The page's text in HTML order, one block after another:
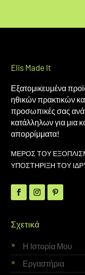
Elis Made It
Εξατομικευμένα
ηθικών πρακτικών
προσωπικές σας
κατάλληλων για μια
απορρίμματα!
ΜΕΡΟΣ ΤΟΥ
ΥΠΟΣΤΗΡΙΞΗ ΤΟΥ
Σχετικά
Η Ιστορία Μου
Εργαστήρια